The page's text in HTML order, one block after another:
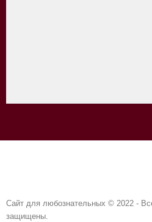
Сайт для любознательных © 2022 -
защищены.